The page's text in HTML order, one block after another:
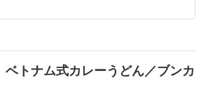
トナム式カレーうどん／ブンカ